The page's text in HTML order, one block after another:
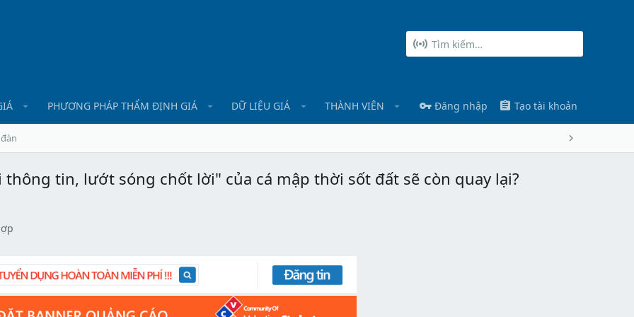
PHƯƠNG PHÁP THẨM ĐỊNH GIÁ DỮ LIỆU GIÁ THÀNH VIÊN Đăng nhập Tạo tài khoản
thông tin, lướt sóng chốt lời" của cá mập thời sốt đất sẽ còn quay lại?